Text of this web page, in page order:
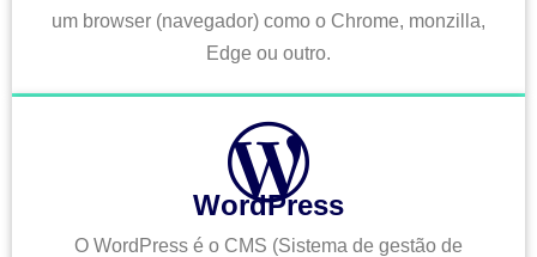
um browser (navegador) como o Chrome, monzilla,
Edge ou outro.
WordPress
O WordPress é o CMS (Sistema de gestão de